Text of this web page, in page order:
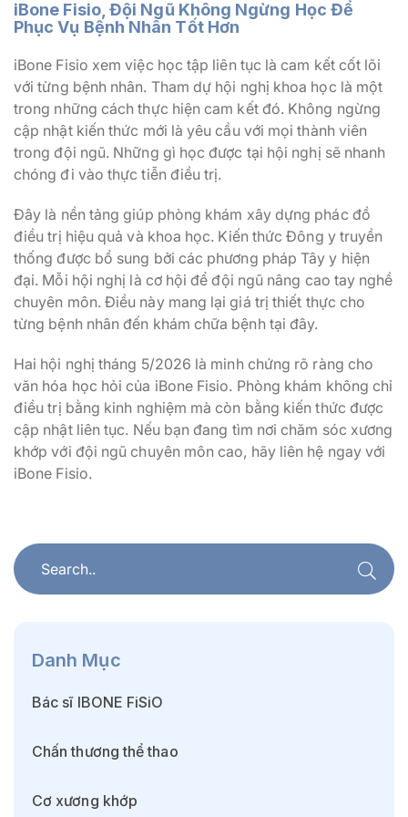
iBone Fisio, Đội Ngũ Không Ngừng Học Để
Phục Vụ Bệnh Nhân Tốt Hơn
iBone Fisio xem việc học tập liên tục là cam kết cốt lõi
với từng bệnh nhân. Tham dự hội nghị khoa học là một
trong những cách thực hiện cam kết đó. Không ngừng
cập nhật kiến thức mới là yêu cầu với mọi thành viên
trong đội ngũ. Những gì học được tại hội nghị sẽ nhanh
chóng đi vào thực tiễn điều trị.
Đây là nền tảng giúp phòng khám xây dựng phác đồ
điều trị hiệu quả và khoa học. Kiến thức Đông y truyền
thống được bổ sung bởi các phương pháp Tây y hiện
đại. Mỗi hội nghị là cơ hội để đội ngũ nâng cao tay nghề
chuyên môn. Điều này mang lại giá trị thiết thực cho
từng bệnh nhân đến khám chữa bệnh tại đây.
Hai hội nghị tháng 5/2026 là minh chứng rõ ràng cho
văn hóa học hỏi của iBone Fisio. Phòng khám không chỉ
điều trị bằng kinh nghiệm mà còn bằng kiến thức được
cập nhật liên tục. Nếu bạn đang tìm nơi chăm sóc xương
khớp với đội ngũ chuyên môn cao, hãy liên hệ ngay với
iBone Fisio.
Danh Mục
Bác sĩ IBONE FiSiO
Chấn thương thể thao
Cơ xương khớp